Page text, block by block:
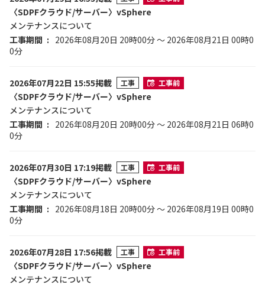
〈SDPFクラウド/サーバー〉vSphere
メンテナンスについて
工事期間
2026年08月20日 20時00分 ～ 2026年08月21日 00時0
0分
2026年07月22日 15:55掲載 工事 工事前
〈SDPFクラウド/サーバー〉vSphere
メンテナンスについて
工事期間
2026年08月20日 20時00分 ～ 2026年08月21日 06時0
0分
2026年07月30日 17:19掲載 工事 工事前
〈SDPFクラウド/サーバー〉vSphere
メンテナンスについて
工事期間
2026年08月18日 20時00分 ～ 2026年08月19日 00時0
0分
2026年07月28日 17:56掲載 工事 工事前
〈SDPFクラウド/サーバー〉vSphere
メンテナンスについて